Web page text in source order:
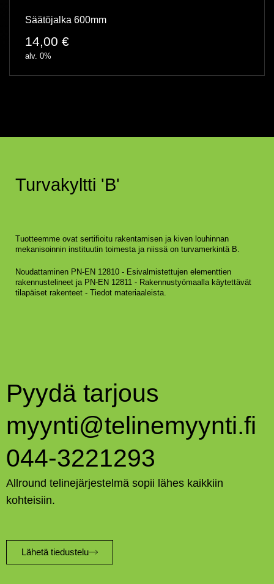
Säätöjalka 600mm
14,00 €
alv. 0%
Turvakyltti 'B'
Tuotteemme ovat sertifioitu rakentamisen ja kiven louhinnan
mekanisoinnin instituutin toimesta ja niissä on turvamerkintä B.
Noudattaminen PN-EN 12810 - Esivalmistettujen elementtien
rakennustelineet ja PN-EN 12811 - Rakennustyömaalla käytettävät
tilapäiset rakenteet - Tiedot materiaaleista.
Pyydä tarjous
myynti@telinemyynti.fi
044-3221293
Allround telinejärjestelmä sopii lähes kaikkiin
kohteisiin.
Lähetä tiedustelu